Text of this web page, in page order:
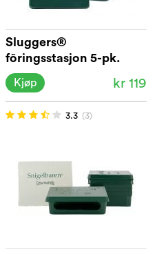
Sluggers®
fôringsstasjon 5-pk.
kr 119
Kjøp
3.3 (3)